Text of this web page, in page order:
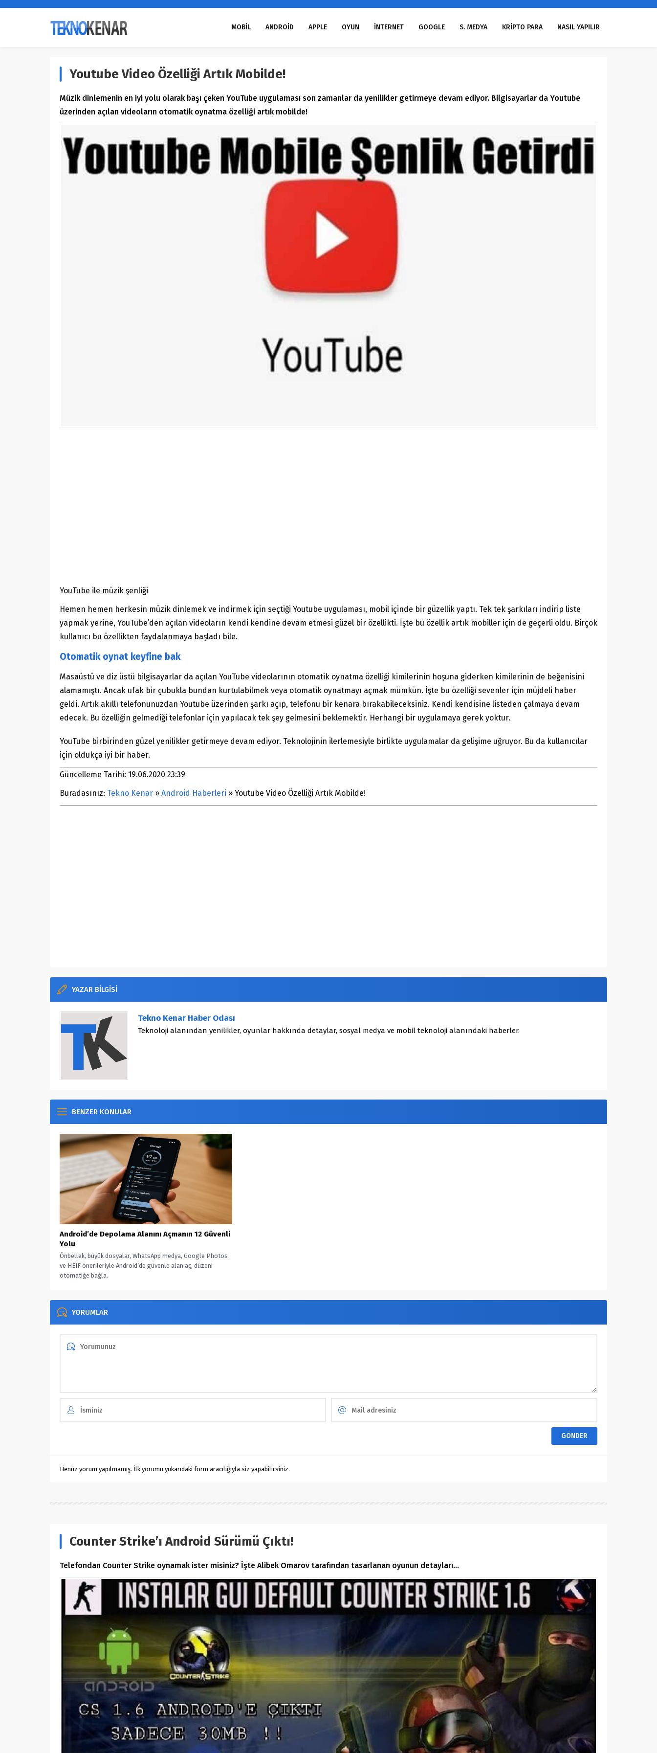
MOBİL ANDROİD APPLE OYUN İNTERNET GOOGLE S. MEDYA KRİPTO PARA NASIL YAPILIR
Youtube Video Özelliği Artık Mobilde!
Müzik dinlemenin en iyi yolu olarak başı çeken YouTube uygulaması son zamanlar da yenilikler getirmeye devam ediyor. Bilgisayarlar da Youtube
üzerinden açılan videoların otomatik oynatma özelliği artık mobilde!
YouTube ile müzik şenliği
Hemen hemen herkesin müzik dinlemek ve indirmek için seçtiği Youtube uygulaması, mobil içinde bir güzellik yaptı. Tek tek şarkıları indirip liste
yapmak yerine, YouTube’den açılan videoların kendi kendine devam etmesi güzel bir özellikti. İşte bu özellik artık mobiller için de geçerli oldu. Birçok
kullanıcı bu özellikten faydalanmaya başladı bile.
Otomatik oynat keyfine bak
Masaüstü ve diz üstü bilgisayarlar da açılan YouTube videolarının otomatik oynatma özelliği kimilerinin hoşuna giderken kimilerinin de beğenisini
alamamıştı. Ancak ufak bir çubukla bundan kurtulabilmek veya otomatik oynatmayı açmak mümkün. İşte bu özelliği sevenler için müjdeli haber
geldi. Artık akıllı telefonunuzdan Youtube üzerinden şarkı açıp, telefonu bir kenara bırakabileceksiniz. Kendi kendisine listeden çalmaya devam
edecek. Bu özelliğin gelmediği telefonlar için yapılacak tek şey gelmesini beklemektir. Herhangi bir uygulamaya gerek yoktur.
YouTube birbirinden güzel yenilikler getirmeye devam ediyor. Teknolojinin ilerlemesiyle birlikte uygulamalar da gelişime uğruyor. Bu da kullanıcılar
için oldukça iyi bir haber.
Güncelleme Tarihi: 19.06.2020 23:39
Buradasınız: Tekno Kenar » Android Haberleri » Youtube Video Özelliği Artık Mobilde!
YAZAR BİLGİSİ
Tekno Kenar Haber Odası
Teknoloji alanından yenilikler, oyunlar hakkında detaylar, sosyal medya ve mobil teknoloji alanındaki haberler.
BENZER KONULAR
Android’de Depolama Alanını Açmanın 12 Güvenli
Yolu
Önbellek, büyük dosyalar, WhatsApp medya, Google Photos
ve HEIF önerileriyle Android’de güvenle alan aç, düzeni
otomatiğe bağla.
YORUMLAR
Henüz yorum yapılmamış. İlk yorumu yukarıdaki form aracılığıyla siz yapabilirsiniz.
Counter Strike’ı Android Sürümü Çıktı!
Telefondan Counter Strike oynamak ister misiniz? İşte Alibek Omarov tarafından tasarlanan oyunun detayları…